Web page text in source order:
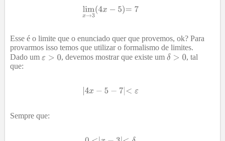
Esse é o limite que o enunciado quer que provemos, ok? Para
provarmos isso temos que utilizar o formalismo de limites.
Dado um
, devemos mostrar que existe um
, tal
que:
Sempre que: